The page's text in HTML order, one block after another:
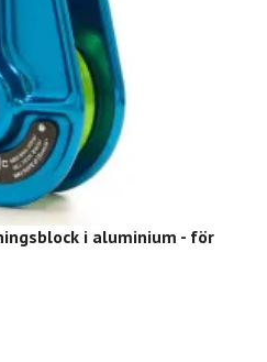
i aluminium - för